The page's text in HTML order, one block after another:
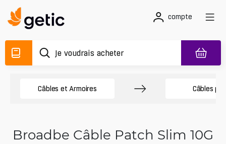
compte
Câbles et Armoires Câbles
Broadbe Câble Patch Slim 10G